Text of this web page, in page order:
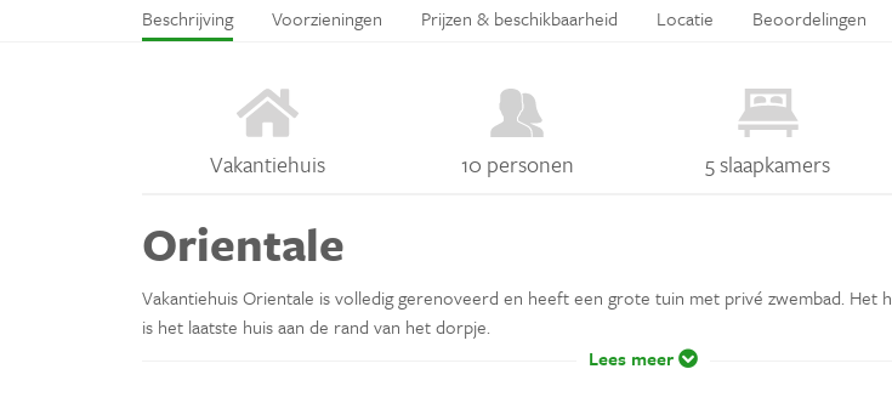
Beschrijving Voorzieningen Prijzen & beschikbaarheid Locatie Beoordelingen
Vakantiehuis 10 personen 5 slaapkamers
Orientale
Vakantiehuis Orientale is volledig gerenoveerd en heeft een grote tuin met privé zwembad. Het
is het laatste huis aan de rand van het dorpje.
Lees meer